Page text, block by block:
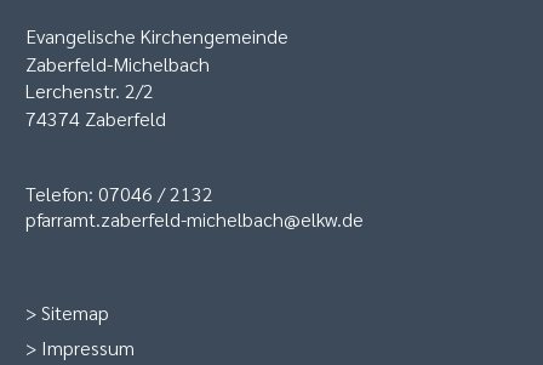
Evangelische Kirchengemeinde
Zaberfeld-Michelbach
Lerchenstr. 2/2
74374 Zaberfeld
Telefon: 07046 / 2132
pfarramt.zaberfeld-michelbach@elkw.de
>Sitemap
> Impressum